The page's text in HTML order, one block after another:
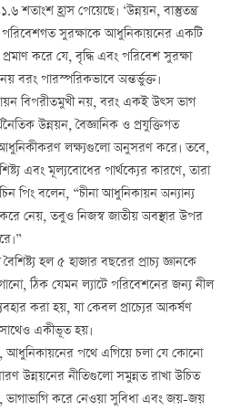
শতাংশ হ্রাস পেয়েছে। ‘উন্নয়ন, বাস্তুতন্ত্র
পরিবেশগত সুরক্ষাকে আধুনিকায়নের একটি
করে যে, বৃদ্ধি এবং পরিবেশ সুরক্ষা
বরং পারস্পরিকভাবে অন্তর্ভুক্ত।
বিপরীতমুখী নয়, বরং একই উত্স ভাগ
উন্নয়ন, বৈজ্ঞানিক ও প্রযুক্তিগত
লক্ষ্যগুলো অনুসরণ করে। তবে,
এবং মূল্যবোধের পার্থক্যের কারণে, তারা
পিং বলেন, “চীনা আধুনিকায়ন অন্যান্য
করে নেয়, তবুও নিজস্ব জাতীয় অবস্থার উপর
হল ৫ হাজার বছরের প্রাচ্য জ্ঞানকে
ঠিক যেমন ল্যাটে পরিবেশনের জন্য নীল
করা হয়, যা কেবল প্রাচ্যের আকর্ষণ
সাথেও একীভূত হয়।
আধুনিকায়নের পথে এগিয়ে চলা যে কোনো
উন্নয়নের নীতিগুলো সমুন্নত রাখা উচিত
ভাগাভাগি করে নেওয়া সুবিধা এবং জয়-জয়